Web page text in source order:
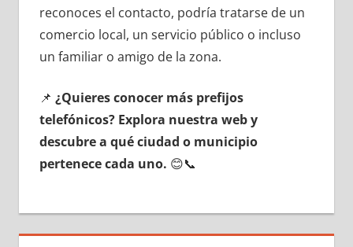
reconoces el contacto, podría tratarse dе un
comercio local, un servicio público ο incluso
un familiar ο amigo dе la zona.
📌 ¿Quieres conocer mа́s prefijos
telefónicos? Explora nuestra web у
descubre а qué ciudad ο municipio
pertenece cada uno. 😊📞